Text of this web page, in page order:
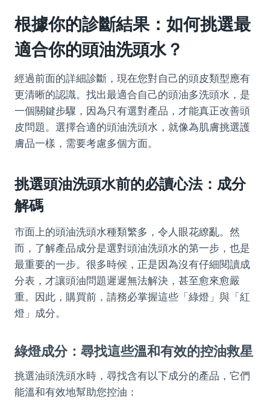
根據你的診斷結果：如何挑選最
適合你的頭油洗頭水？
經過前面的詳細診斷，現在您對自己的頭皮類型應有
更清晰的認識。找出最適合自己的頭油多洗頭水，是
一個關鍵步驟，因為只有選對產品，才能真正改善頭
皮問題。選擇合適的頭油洗頭水，就像為肌膚挑選護
膚品一樣，需要考慮多個方面。
挑選頭油洗頭水前的必讀心法：成分
解碼
市面上的頭油洗頭水種類繁多，令人眼花繚亂。然
而，了解產品成分是選對頭油洗頭水的第一步，也是
最重要的一步。很多時候，正是因為沒有仔細閱讀成
分表，才讓頭油問題遲遲無法解決，甚至愈來愈嚴
重。因此，購買前，請務必掌握這些「綠燈」與「紅
燈」成分。
綠燈成分：尋找這些溫和有效的控油救星
挑選油頭洗頭水時，尋找含有以下成分的產品，它們
能溫和有效地幫助您控油：